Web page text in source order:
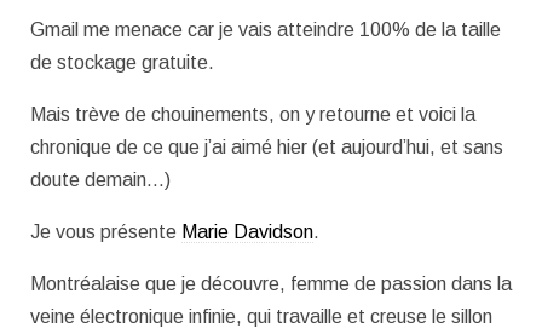
Gmail me menace car je vais atteindre 100% de la taille
de stockage gratuite.
Mais trève de chouinements, on y retourne et voici la
chronique de ce que j’ai aimé hier (et aujourd’hui, et sans
doute demain…)
Je vous présente Marie Davidson.
Montréalaise que je découvre, femme de passion dans la
veine électronique infinie, qui travaille et creuse le sillon